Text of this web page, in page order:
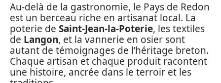
Au-delà de la gastronomie, le Pays de Redon
est un berceau riche en artisanat local. La
poterie de Saint-Jean-la-Poterie, les textiles
de Langon, et la vannerie en osier sont
autant de témoignages de l’héritage breton.
Chaque artisan et chaque produit racontent
une histoire, ancrée dans le terroir et les